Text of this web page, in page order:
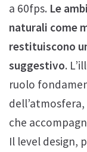
a 60fps. Le
naturali come
restituiscono
suggestivo.
ruolo
che
Il level design,